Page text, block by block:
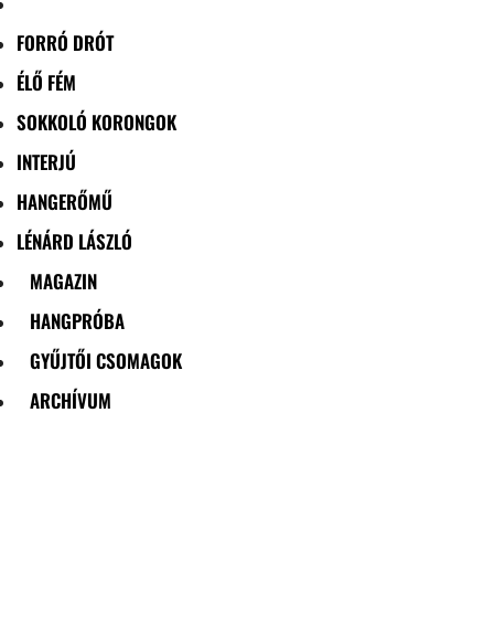
FORRÓ DRÓT
ÉLŐ FÉM
SOKKOLÓ KORONGOK
INTERJÚ
HANGERŐMŰ
LÉNÁRD LÁSZLÓ
MAGAZIN
HANGPRÓBA
GYŰJTŐI CSOMAGOK
ARCHÍVUM